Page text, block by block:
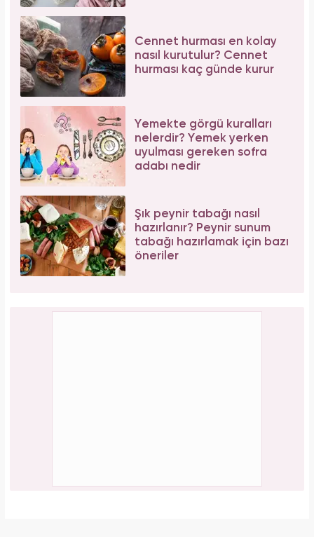
Cennet hurması en kolay
nasıl kurutulur? Cennet
hurması kaç günde kurur
Yemekte görgü kuralları
nelerdir? Yemek yerken
uyulması gereken sofra
adabı nedir
Şık peynir tabağı nasıl
hazırlanır? Peynir sunum
tabağı hazırlamak için bazı
öneriler